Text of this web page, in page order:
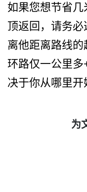
如果您想节省
顶返回，请务
离他距离路线
环路仅一­公里
决于你从哪里开
为